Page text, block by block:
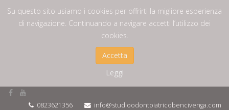
Su questo sito usiamo i cookies per offrirti la migliore esperienza
di navigazione. Continuando a navigare accetti l’utilizzo dei
cookies.
Accetta
Leggi
0823621356 info@studioodontoiatricobencivenga.com